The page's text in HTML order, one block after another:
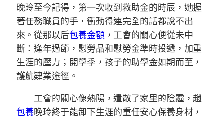
晚玲至今記得，第一次收到救助金的時辰，她握
著任務職員的手，衝動得連完全的話都說不出
來。從那以后包養金額 ，工會的關心便從未中
斷：逢年過節，慰勞品和慰勞金準時投遞，加重
生涯的壓力；開學季，孩子的助學金如期而至，
護航肄業途徑。
工會的關心像熱陽，遣散了家里的陰霾，趙
包養晚玲終于能卸下生涯的重任安心保養身材，